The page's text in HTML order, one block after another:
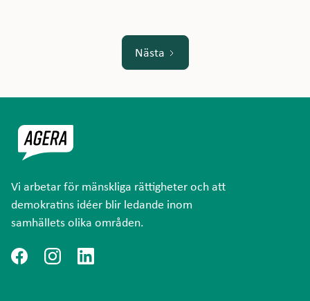
Nästa
Vi arbetar för mänskliga rättigheter och att
demokratins idéer blir ledande inom
samhällets olika områden.